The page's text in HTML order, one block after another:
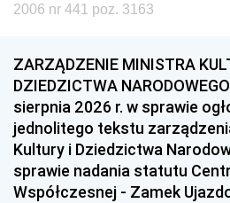
2006 nr 441 poz. 3163
ZARZĄDZENIE MINISTRA
DZIEDZICTWA
sierpnia 2026 r. w sprawie
jednolitego tekstu
Kultury i Dziedzictwa
sprawie nadania statutu
Współczesnej - Zamek